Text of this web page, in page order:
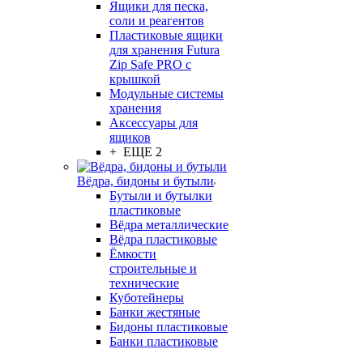
Ящики для песка,
соли и реагентов
Пластиковые ящики
для хранения Futura
Zip Safe PRO с
крышкой
Модульные системы
хранения
Аксессуары для
ящиков
+ ЕЩЕ 2
Вёдра, бидоны и бутыли
Бутыли и бутылки
пластиковые
Вёдра металлические
Вёдра пластиковые
Ёмкости
строительные и
технические
Куботейнеры
Банки жестяные
Бидоны пластиковые
Банки пластиковые